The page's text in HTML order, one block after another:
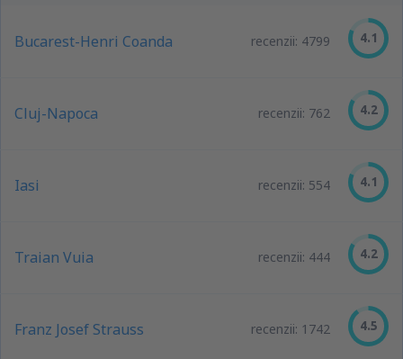
Bucarest-Henri Coanda recenzii: 4799 4.1
Cluj-Napoca recenzii: 762 4.2
Iasi recenzii: 554 4.1
Traian Vuia recenzii: 444 4.2
Franz Josef Strauss recenzii: 1742 4.5